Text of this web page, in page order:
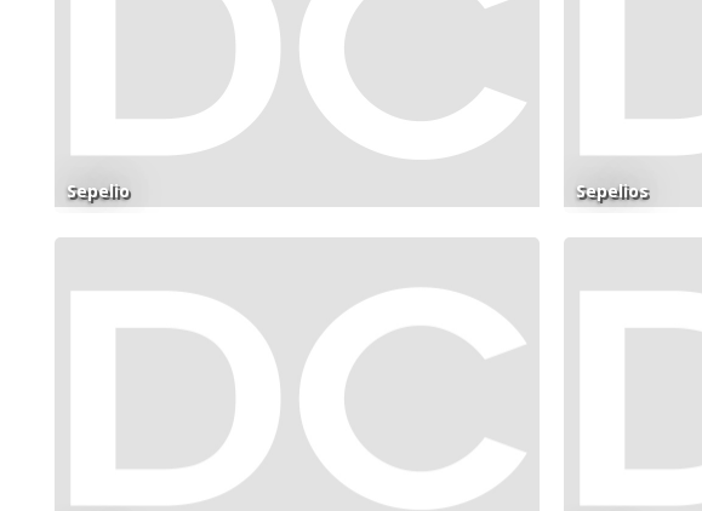
Sepelio Sepelios